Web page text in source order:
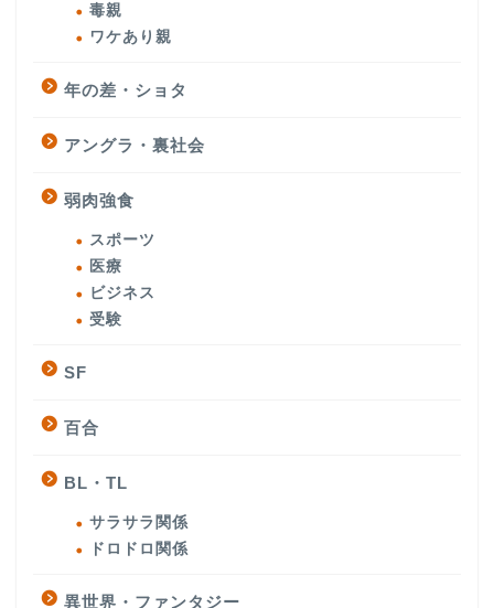
毒親
ワケあり親
年の差・ショタ
アングラ・裏社会
弱肉強食
スポーツ
医療
ビジネス
受験
SF
百合
BL・TL
サラサラ関係
ドロドロ関係
異世界・ファンタジー